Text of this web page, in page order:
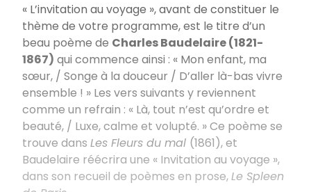
« L’invitation au voyage », avant de constituer le
thème de votre programme, est le titre d’un
beau poème de Charles Baudelaire (1821-
1867) qui commence ainsi : « Mon enfant, ma
sœur, / Songe à la douceur / D’aller là-bas vivre
ensemble ! » Les vers suivants y reviennent
comme un refrain : « Là, tout n’est qu’ordre et
beauté, / Luxe, calme et volupté. » Ce poème se
trouve dans Les Fleurs du mal (1861), et
Baudelaire réécrira une « Invitation au voyage »,
dans son recueil de poèmes en prose,Le Spleen